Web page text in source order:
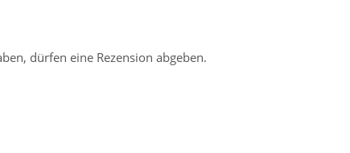
dürfen eine Rezension abgeben.